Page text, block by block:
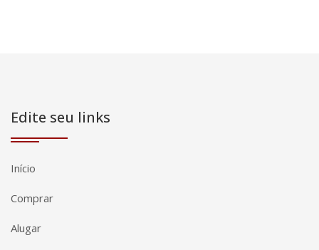
Edite seu links
Início
Comprar
Alugar